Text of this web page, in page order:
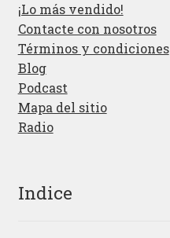
¡Lo más vendido!
Contacte con nosotros
Términos y condiciones
Blog
Podcast
Mapa del sitio
Radio
Indice